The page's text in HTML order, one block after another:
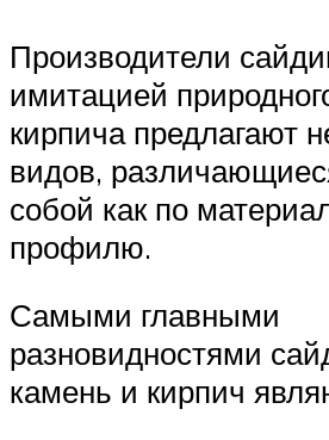
Производители
имитацией
кирпича предлагают
видов,
собой как по
профилю.
Самыми главными
разновидностями
камень и кирпич